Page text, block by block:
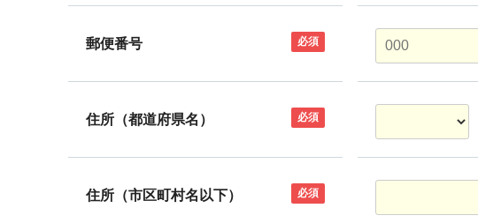
郵便番号 必須
住所（都道府県名） 必須
住所（市区町村名以下） 必須